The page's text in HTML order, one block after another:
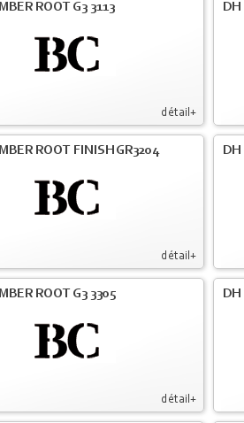
détail+
ROOT G3 3113 DH
détail+
ROOT FINISH GR3204 DH
détail+
ROOT G3 3305 DH